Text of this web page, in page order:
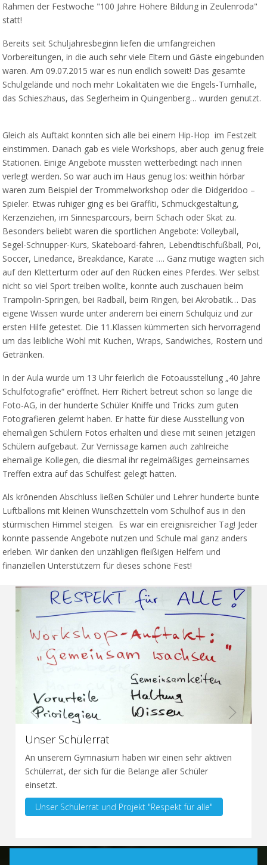
Rahmen der Festwoche "100 Jahre Höhere Bildung in Zeulenroda"
statt!
Bereits seit Schuljahresbeginn liefen die umfangreichen
Vorbereitungen, in die auch sehr viele Eltern und Gäste eingebunden
waren. Am 09.07.2015 war es nun endlich soweit! Das gesamte
Schulgelände und noch mehr Lokalitäten wie die Engels-Turnhalle,
das Schieszhaus, das Seglerheim in Quingenberg… wurden genutzt.
Gleich als Auftakt konnten sich alle bei einem Hip-Hop im Festzelt
einstimmen. Danach gab es viele Workshops, aber auch genug freie
Stationen. Einige Angebote mussten wetterbedingt nach innen
verlegt werden. So war auch im Haus genug los: weithin hörbar
waren zum Beispiel der Trommelworkshop oder die Didgeridoo –
Spieler. Etwas ruhiger ging es bei Graffiti, Schmuckgestaltung,
Kerzenziehen, im Sinnesparcours, beim Schach oder Skat zu.
Besonders beliebt waren die sportlichen Angebote: Volleyball,
Segel-Schnupper-Kurs, Skateboard-fahren, Lebendtischfußball, Poi,
Soccer, Linedance, Breakdance, Karate …. Ganz mutige wagten sich
auf den Kletterturm oder auf den Rücken eines Pferdes. Wer selbst
nicht so viel Sport treiben wollte, konnte auch zuschauen beim
Trampolin-Springen, bei Radball, beim Ringen, bei Akrobatik… Das
eigene Wissen wurde unter anderem bei einem Schulquiz und zur
ersten Hilfe getestet. Die 11.Klassen kümmerten sich hervorragend
um das leibliche Wohl mit Kuchen, Wraps, Sandwiches, Rostern und
Getränken.
In der Aula wurde um 13 Uhr feierlich die Fotoausstellung „40 Jahre
Schulfotografie“ eröffnet. Herr Richert betreut schon so lange die
Foto-AG, in der hunderte Schüler Kniffe und Tricks zum guten
Fotografieren gelernt haben. Er hatte für diese Ausstellung von
ehemaligen Schülern Fotos erhalten und diese mit seinen jetzigen
Schülern aufgebaut. Zur Vernissage kamen auch zahlreiche
ehemalige Kollegen, die diesmal ihr regelmäßiges gemeinsames
Treffen extra auf das Schulfest gelegt hatten.
Als krönenden Abschluss ließen Schüler und Lehrer hunderte bunte
Luftballons mit kleinen Wunschzetteln vom Schulhof aus in den
stürmischen Himmel steigen. Es war ein ereignisreicher Tag! Jeder
konnte passende Angebote nutzen und Schule mal ganz anders
erleben. Wir danken den unzähligen fleißigen Helfern und
finanziellen Unterstützern für dieses schöne Fest!
Unser Schülerrat
An unserem Gymnasium haben wir einen sehr aktiven
Schülerrat, der sich für die Belange aller Schüler
einsetzt.
Unser Schülerrat und Projekt "Respekt für alle"